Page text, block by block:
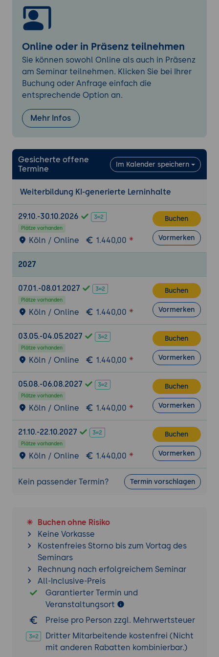
mit Tools wie Descript oder ElevenLabs
Integration in bestehende
Nutzung von KI zur Generierung
individueller Lernpfade und -inhalte
Analyse von Lernverhalten und
Automatische Anpassung des
Schwierigkeitsgrads an Lernfortschritte
Effizienzgewinne im Content-Development
Automatisierung bei der Überarbeitung,
Aktualisierung und Modularisierung
didaktischer Redaktion
Best Practices für den Aufbau einer
skalierbaren Lerninfrastruktur mit KI
Qualitätssicherung und didaktische Kontrolle
Grenzen automatisierter Inhaltserstellung
und Rolle der Fachredaktion
Etablierung von Review- und
Korrekturschleifen mit menschlichem
Feedback
Sicherstellung von fachlicher Richtigkeit,
Verständlichkeit und Diversität
Rechtliche und ethische
Rahmenbedingungen
Urheberrecht und Lizenzmodelle für KI-
generierte Bildungsinhalte
Datenschutz bei personalisierten
Lernformaten
Transparenz, Barrierefreiheit und Inklusion
als Gestaltungsprinzipien
Übung:
eines KI-Tools ein interaktives Lernmodul
(z. B. ein kurzer Erklärtext mit
bewerten Umsetzbarkeit, Qualität und
Einsatzpotenzial.
Online oder in Präsenz teilnehmen
Sie können sowohl Online als auch in Präsenz
am Seminar teilnehmen. Klicken Sie bei Ihrer
Buchung oder Anfrage einfach die
entsprechende Option an.
Mehr Infos
Gesicherte offene
Termine
Im Kalender speichern
Weiterbildung KI-generierte Lerninhalte
29.10.-30.10.2026
Plätze vorhanden
Köln / Online 1.440,00
Buchen
Vormerken
2027
07.01.-08.01.2027
Plätze vorhanden
Köln / Online 1.440,00
Buchen
Vormerken
03.05.-04.05.2027
Plätze vorhanden
Köln / Online 1.440,00
Buchen
Vormerken
05.08.-06.08.2027
Plätze vorhanden
Köln / Online 1.440,00
Buchen
Vormerken
21.10.-22.10.2027
Plätze vorhanden
Köln / Online 1.440,00
Buchen
Vormerken
Kein passender Termin? Termin vorschlagen
Buchen ohne Risiko
Keine Vorkasse
Kostenfreies Storno bis zum Vortag des
Seminars
Rechnung nach erfolgreichem Seminar
All-Inclusive-Preis
Garantierter Termin und
Veranstaltungsort
Preise pro Person zzgl. Mehrwertsteuer
Dritter Mitarbeitende kostenfrei (Nicht
mit anderen Rabatten kombinierbar.)